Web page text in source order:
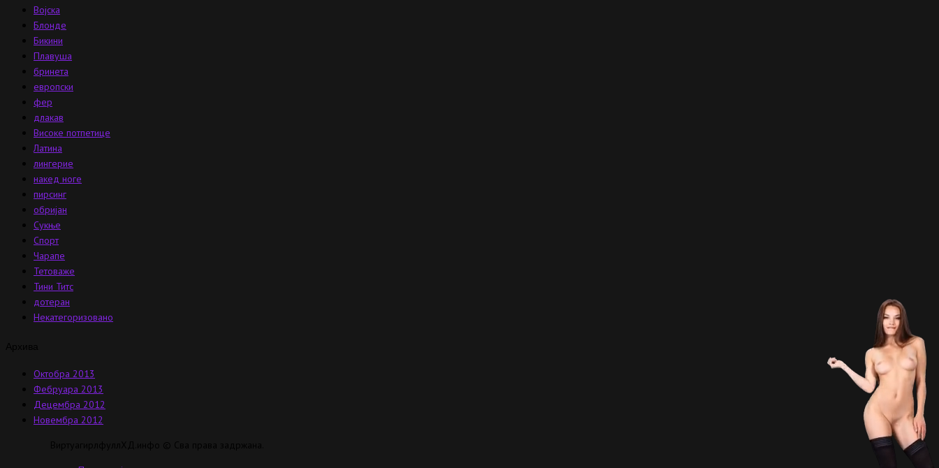
Војска
Блонде
Бикини
Плавуша
бринета
европски
фер
длакав
Високе потпетице
Латина
лингерие
накед ноге
пирсинг
обријан
Сукње
Спорт
Чарапе
Тетоваже
Тини Титс
дотеран
Некатегоризовано
Октобра 2013
Фебруара 2013
Децембра 2012
Новембра 2012